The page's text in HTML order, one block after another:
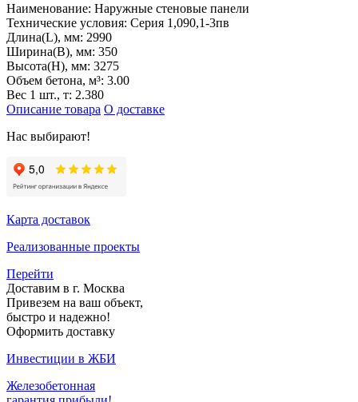
Наименование: Наружные стеновые панели
Технические условия: Серия 1,090,1-3пв
Длина(L), мм: 2990
Ширина(B), мм: 350
Высота(H), мм: 3275
Объем бетона, м³: 3.00
Вес 1 шт., т: 2.380
Описание товара О доставке
Нас выбирают!
Карта доставок
Реализованные проекты
Перейти
Доставим в г. Москва
Привезем на ваш объект,
быстро и надежно!
Оформить доставку
Инвестиции в ЖБИ
Железобетонная